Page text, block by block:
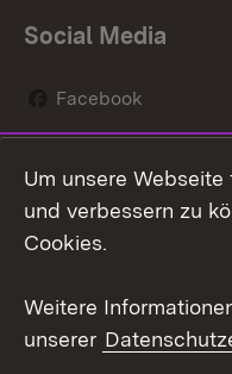
Social Media
Facebook
Social Wall
Youtube
Kontakt
Um unsere
und verbessern zu
Cookies.
Weitere
unserer